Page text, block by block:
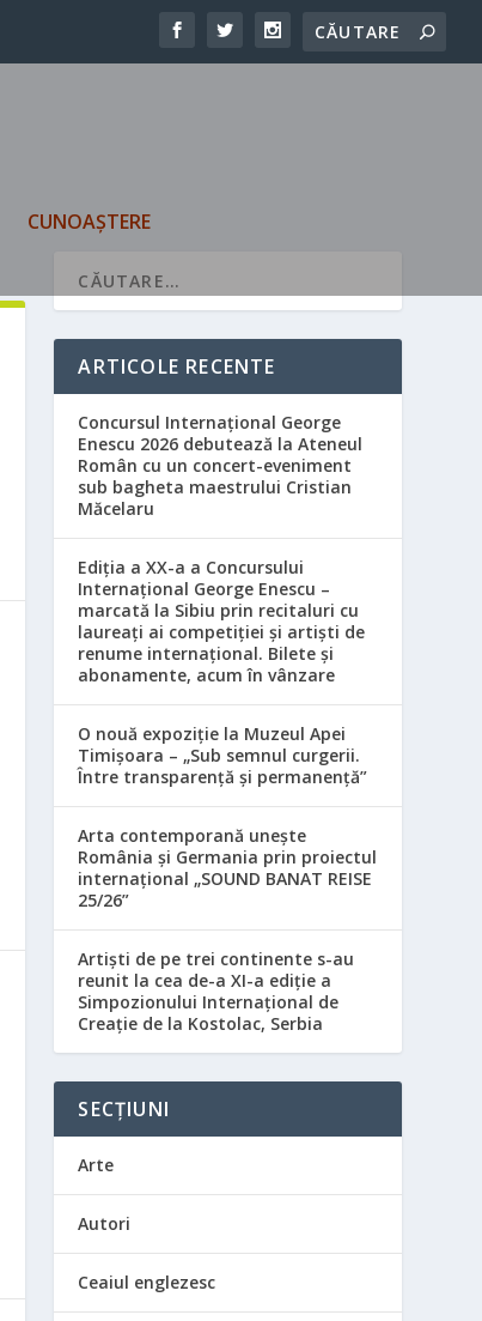
CUNOAȘTERE
ARTICOLE RECENTE
Concursul Internațional George
Enescu 2026 debutează la Ateneul
Român cu un concert-eveniment
sub bagheta maestrului Cristian
Măcelaru
Ediția a XX-a a Concursului
Internațional George Enescu –
marcată la Sibiu prin recitaluri cu
laureați ai competiției și artiști de
renume internațional. Bilete și
abonamente, acum în vânzare
O nouă expoziție la Muzeul Apei
Timișoara – „Sub semnul curgerii.
Între transparență și permanență”
Arta contemporană unește
România și Germania prin proiectul
internațional „SOUND BANAT REISE
25/26”
Artiști de pe trei continente s-au
reunit la cea de-a XI-a ediție a
Simpozionului Internațional de
Creație de la Kostolac, Serbia
SECȚIUNI
Arte
Autori
Ceaiul englezesc